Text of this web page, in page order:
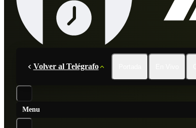
Volver al Telégrafo
Menu